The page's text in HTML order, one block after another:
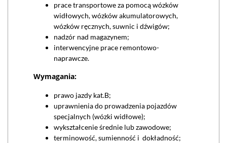
prace transportowe za pomocą wózków
widłowych, wózków akumulatorowych,
wózków ręcznych, suwnic i dźwigów;
nadzór nad magazynem;
interwencyjne prace remontowo-
naprawcze.
Wymagania:
prawo jazdy kat.B;
uprawnienia do prowadzenia pojazdów
specjalnych (wózki widłowe);
wykształcenie średnie lub zawodowe;
terminowość, sumienność i dokładność;